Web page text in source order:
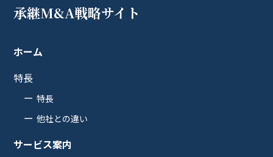
承継M&A戦略サイト
ホーム
特長
特長
他社との違い
サービス案内